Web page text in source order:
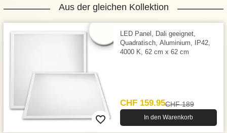
Aus der gleichen Kollektion
LED Panel, Dali geeignet,
Quadratisch, Aluminium, IP42,
4000 K, 62 cm x 62 cm
CHF 159.95CHF 189
In den Warenkorb